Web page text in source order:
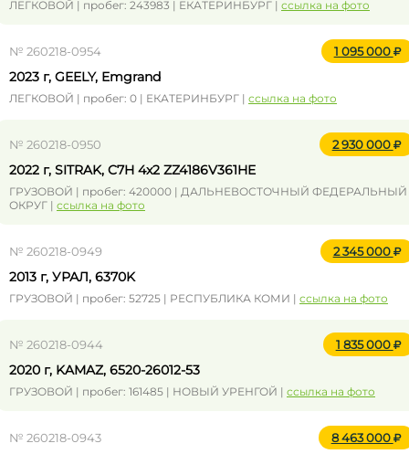
ЛЕГКОВОЙ | пробег: 243983 | ЕКАТЕРИНБУРГ | ссылка на фото
№ 260218-0954 1 095 000
2023 г, GEELY, Emgrand
ЛЕГКОВОЙ | пробег: 0 | ЕКАТЕРИНБУРГ | ссылка на фото
№ 260218-0950 2 930 000
2022 г, SITRAK, C7H 4x2 ZZ4186V361HE
ГРУЗОВОЙ | пробег: 420000 | ДАЛЬНЕВОСТОЧНЫЙ ФЕДЕРАЛЬНЫЙ
ОКРУГ | ссылка на фото
№ 260218-0949 2 345 000
2013 г, УРАЛ, 6370K
ГРУЗОВОЙ | пробег: 52725 | РЕСПУБЛИКА КОМИ | ссылка на фото
№ 260218-0944 1 835 000
2020 г, KAMAZ, 6520-26012-53
ГРУЗОВОЙ | пробег: 161485 | НОВЫЙ УРЕНГОЙ | ссылка на фото
№ 260218-0943 8 463 000